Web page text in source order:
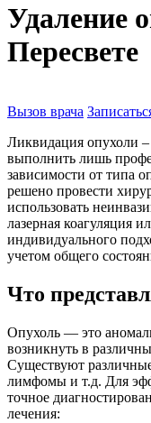
Удаление
Пересвете
Вызов врача
Ликвидация опухоли
выполнить лишь
зависимости от типа
решено провести
использовать
лазерная коагуляция
индивидуального
учетом общего
Что
Опухоль — это
возникнуть в
Существуют
лимфомы и т.д. Для
точное
лечения: